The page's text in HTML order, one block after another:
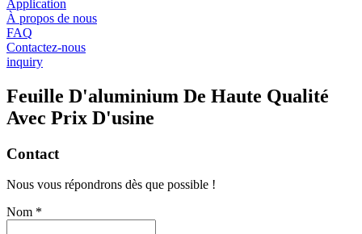
Application
À propos de nous
FAQ
Contactez-nous
inquiry
Feuille D'aluminium De Haute Qualité
Avec Prix D'usine
Contact
Nous vous répondrons dès que possible !
Nom *